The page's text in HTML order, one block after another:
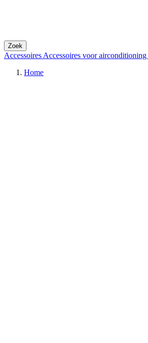
Zoek
Accessoires Accessoires voor airconditioning
Home